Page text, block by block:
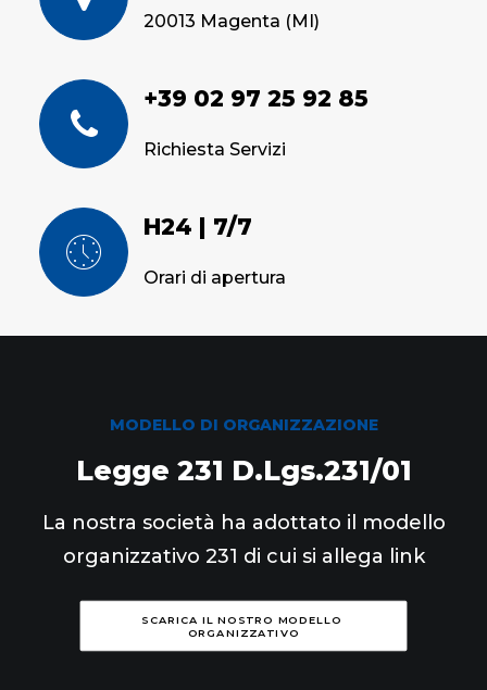
20013 Magenta (MI)
+39 02 97 25 92 85
Richiesta Servizi
H24 | 7/7
Orari di apertura
MODELLO DI ORGANIZZAZIONE
Legge 231 D.Lgs.231/01
La nostra società ha adottato il modello
organizzativo 231 di cui si allega link
SCARICA IL NOSTRO MODELLO
ORGANIZZATIVO